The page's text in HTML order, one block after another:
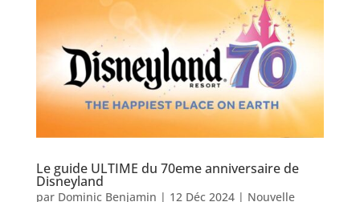
Le guide ULTIME du 70eme anniversaire de
Disneyland
par Dominic Benjamin | 12 Déc 2024| Nouvelle